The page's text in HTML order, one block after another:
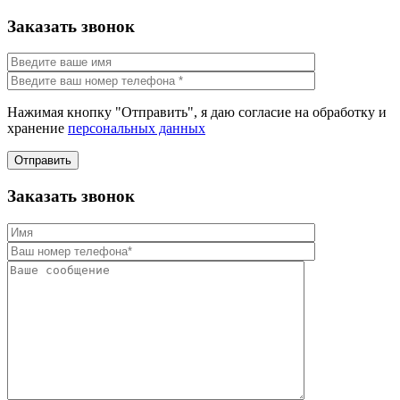
Заказать звонок
Нажимая кнопку "Отправить", я даю согласие на обработку и
хранение персональных данных
Отправить
Заказать звонок